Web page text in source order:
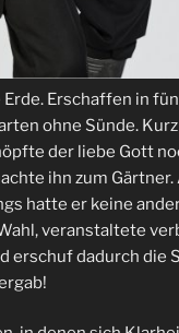
Erde. Erschaffen in
ohne Sünde.
der liebe Gott
ihn zum Gärtner.
hatte er keine
veranstaltete
erschuf dadurch die